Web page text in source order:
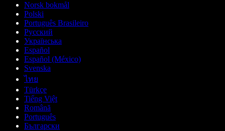
Norsk bokmål
Polski
Português Brasileiro
Русский
Українська
Español
Español (México)
Svenska
ไทย
Türkçe
Tiếng Việt
Română
Português
Български